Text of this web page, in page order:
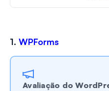
1. WPForms
Avaliação do